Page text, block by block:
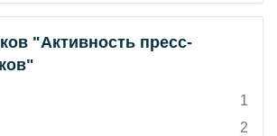
"Активность пресс-
1
2